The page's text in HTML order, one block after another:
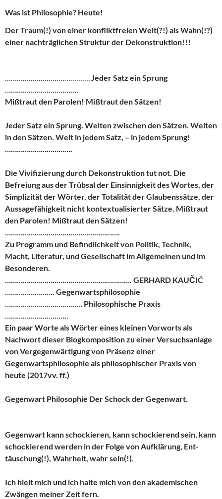
Was ist Philosophie? Heute!
Der Traum(!) von einer konfliktfreien Welt(?!) als Wahn(!?)
einer nachträglichen Struktur der Dekonstruktion!!!
…………………………………….Jeder Satz ein Sprung
……………………………….
Mißtraut den Parolen! Mißtraut den Sätzen!
Jeder Satz ein Sprung. Welten zwischen den Sätzen. Welten
in den Sätzen. Welt in jedem Satz, – in jedem Sprung!
…………………………….
Die Vivifizierung durch Dekonstruktion tut not. Die
Befreiung aus der Trübsal der Einsinnigkeit des Wortes, der
Simplizität der Wörter, der Totalität der Glaubenssätze, der
Aussagefähigkeit nicht kontextualisierter Sätze. Mißtraut
den Parolen! Mißtraut den Sätzen!
………………………………………………….
Zu Programm und Befindlichkeit von Politik, Technik,
Macht, Literatur, und Gesellschaft im Allgemeinen und im
Besonderen.
………………………………………………………. GERHARD KAUČIĆ
……………………. Gegenwartsphilosophie
………………………………… Philosophische Praxis
…………………………..
Ein paar Worte als Wörter eines kleinen Vorworts als
Nachwort dieser Blogkomposition zu einer Versuchsanlage
von Vergegenwärtigung von Präsenz einer
Gegenwartsphilosophie als philosophischer Praxis von
heute (2017vv. ff.)
Gegenwart Philosophie Der Schock der Gegenwart.
Gegenwart kann schockieren, kann schockierend sein, kann
schockierend werden in der Folge von Aufklärung, Ent-
täuschung(!), Wahrheit, wahr sein(!).
Ich hielt mich und ich halte mich von den akademischen
Zwängen meiner Zeit fern.